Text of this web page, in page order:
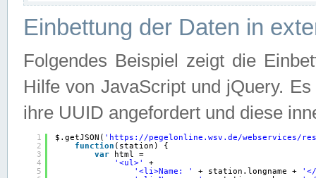
Einbettung der Daten in
Folgendes Beispiel zeigt die
Hilfe von JavaScript und jQuery.
ihre UUID angefordert und diese
1
2
3
4
5
$.getJSON( ' https://pegelonline.wsv.de/webservices/
function (station) {
var
html =
'<ul>'
+
'<li>Name: '
+ station.longname +